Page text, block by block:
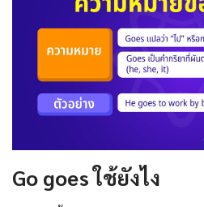
Go goes ใช้ยังไง